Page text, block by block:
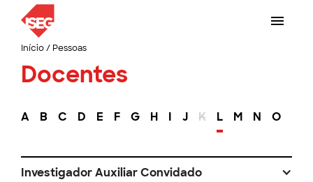
Início/ Pessoas
Docentes
A B C D E F G H I J K L M N O
Investigador Auxiliar Convidado